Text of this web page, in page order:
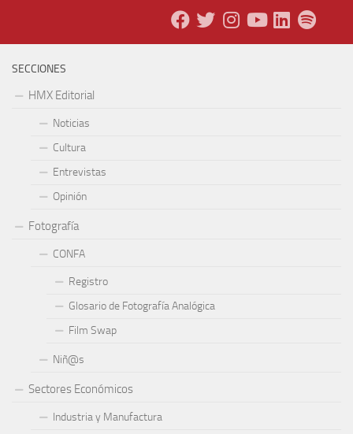
SECCIONES
HMX Editorial
Noticias
Cultura
Entrevistas
Opinión
Fotografía
CONFA
Registro
Glosario de Fotografía Analógica
Film Swap
Niñ@s
Sectores Económicos
Industria y Manufactura